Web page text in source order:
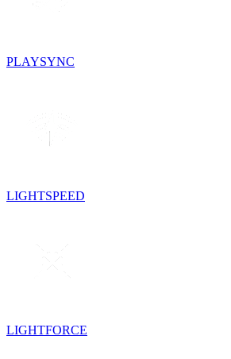
PLAYSYNC
LIGHTSPEED
LIGHTFORCE